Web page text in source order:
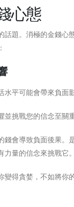
心態
話題。消極的金錢心
平可能會帶來負面
挑戰您的信念至關重
錢會導致負面後果
量的信念來挑戰它。
變得貪婪，不如將你